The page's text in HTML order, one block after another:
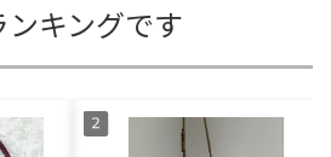
キングです